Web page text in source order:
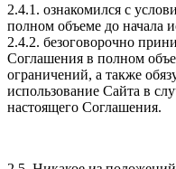
2.4.1. ознакомился с
полном объеме до начала
2.4.2. безоговорочно
Соглашения в полном
ограничений, а также
использование Сайта в
настоящего Соглашения.